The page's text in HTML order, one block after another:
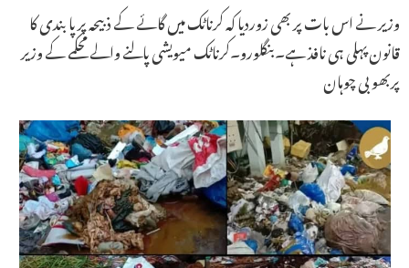
وزیر نے اس بات پر بھی زوردیا کہ کرناٹک میں گائے کے ذبیحہ پر پابندی کا
قانون پہلی ہی نافذ ہے۔بنگلورو۔کرناٹک میویشی پالنے والے محکمے کے وزیر
پربھو بی چوہان